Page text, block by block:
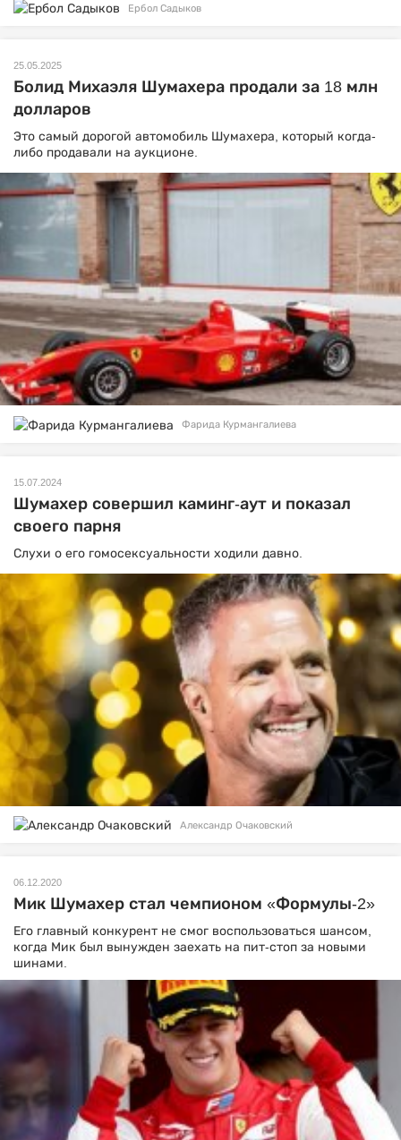
Ербол Садыков
25.05.2025
Болид Михаэля Шумахера продали за 18 млн
долларов
Это самый дорогой автомобиль Шумахера, который когда-
либо продавали на аукционе.
Фарида Курмангалиева
15.07.2024
Шумахер совершил каминг-аут и показал
своего парня
Слухи о его гомосексуальности ходили давно.
Александр Очаковский
06.12.2020
Мик Шумахер стал чемпионом «Формулы-2»
Его главный конкурент не смог воспользоваться шансом,
когда Мик был вынужден заехать на пит-стоп за новыми
шинами.